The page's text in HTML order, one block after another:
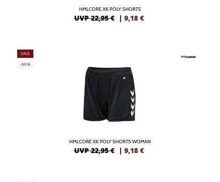
HMLCORE XK POLY SHORTS
UVP 22,95 € | 9,18 €
SALE
-60%
HMLCORE XK POLY SHORTS WOMAN
UVP 22,95 € | 9,18 €